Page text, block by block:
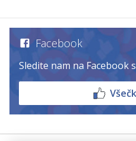
Facebook
Sledite nam na Facebook